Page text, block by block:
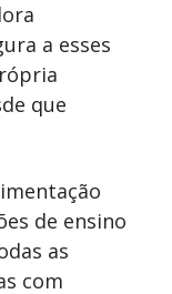
a esses
que
de ensino
as
com